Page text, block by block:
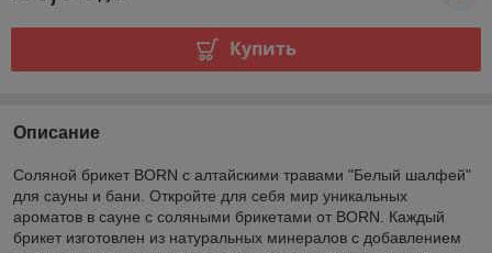
Купить
Описание
Соляной брикет BORN с алтайскими травами "Белый шалфей"
для сауны и бани. Откройте для себя мир уникальных
ароматов в сауне с соляными брикетами от BORN. Каждый
брикет изготовлен из натуральных минералов с добавлением